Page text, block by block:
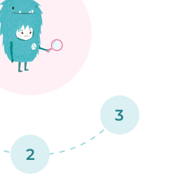
2
3